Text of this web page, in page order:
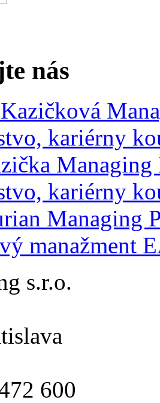
nás
kariérny
kariérny
Managing
manažment
s.r.o.
600